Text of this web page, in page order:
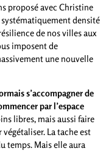
proposé avec Christine
systématiquement densité
de nos villes aux
imposent de
une nouvelle
s’accompagner de
par l’espace
libres, mais aussi faire
La tache est
temps. Mais elle aura